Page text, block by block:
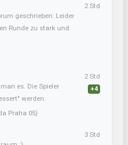
geschrieben: Leider
Runde zu stark und
2 Std
es. Die Spieler
werden.
Praha 05)
2 Std
+4
3 Std